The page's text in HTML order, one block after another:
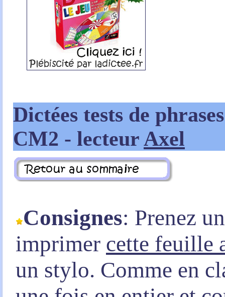
Dictées tests de
CM2 - lecteurAxel
Consignes: Prenez
imprimer cette feuille
un stylo. Comme en